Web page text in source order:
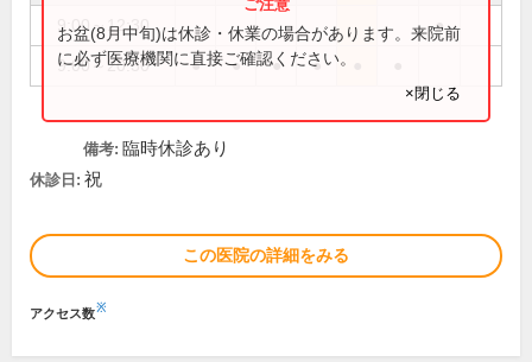
9:00～12:30 ●
9:00～20:30 ● ● ● ●
お盆(8月中旬)は休診・休業の場合があります。来院前
に必ず医療機関に直接ご確認ください。
×閉じる
備考: 臨時休診あり
休診日: 祝
この医院の詳細をみる
アクセス数※